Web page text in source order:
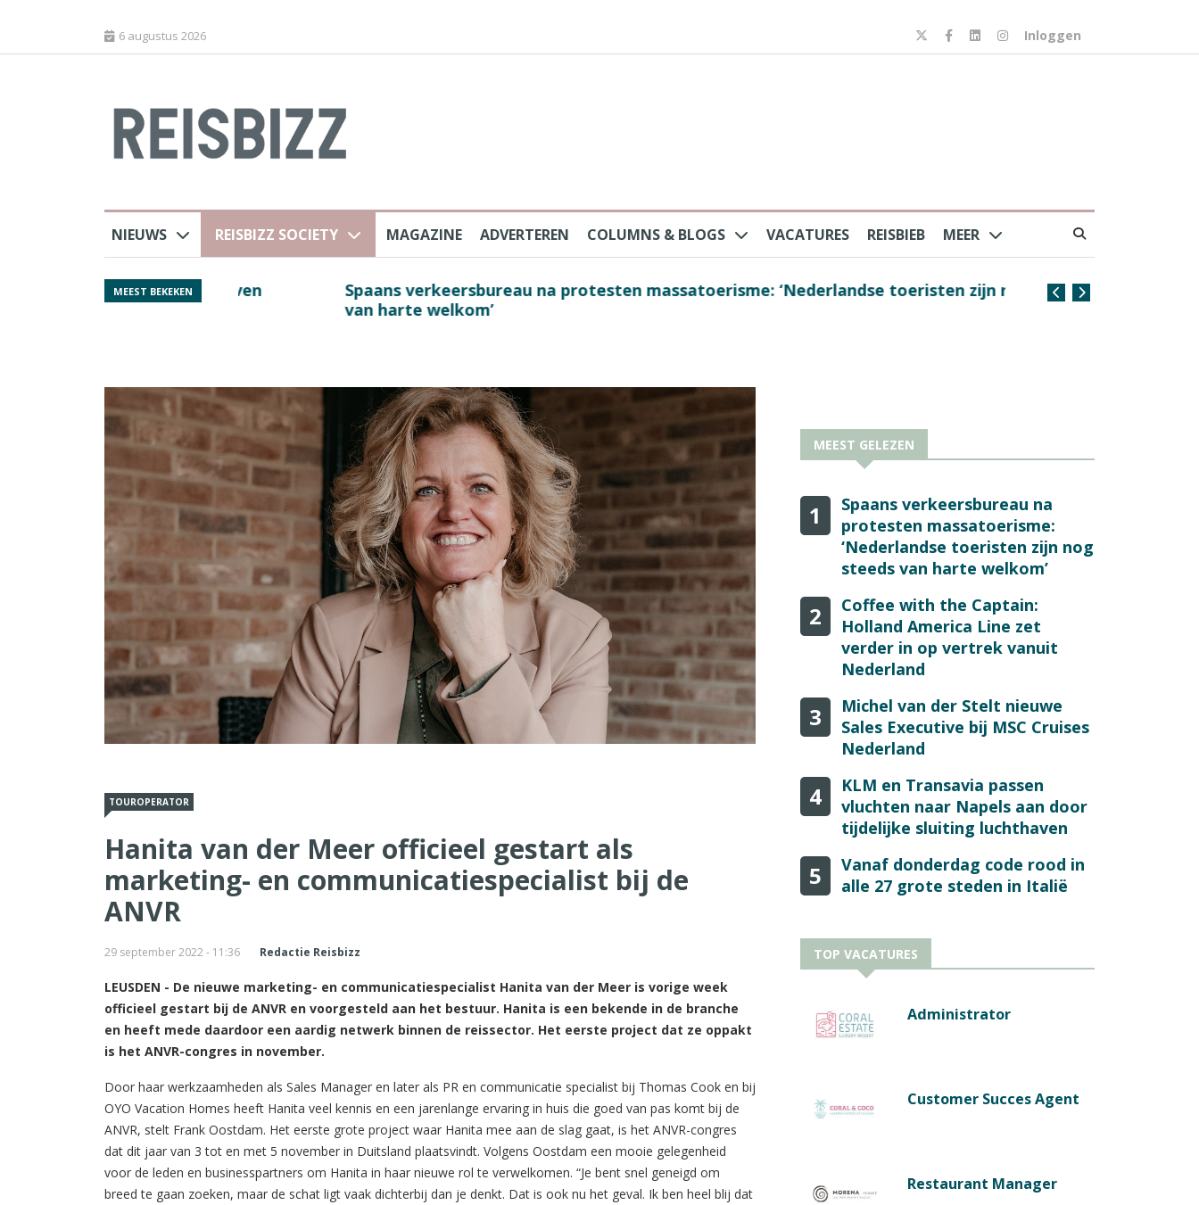
6 augustus 2026 Inloggen
NIEUWS REISBIZZ SOCIETY MAGAZINE ADVERTEREN COLUMNS & BLOGS VACATURES REISBIEB MEER
MEEST BEKEKEN
luchthaven
Spaans verkeersbureau na protesten massatoerisme: ‘Nederlandse toeristen zijn nog steeds
van harte welkom’
Coffee with the
TOUROPERATOR
Hanita van der Meer officieel gestart als
marketing- en communicatiespecialist bij de
ANVR
29 september 2022 - 11:36 Redactie Reisbizz
LEUSDEN - De nieuwe marketing- en communicatiespecialist Hanita van der Meer is vorige week
officieel gestart bij de ANVR en voorgesteld aan het bestuur. Hanita is een bekende in de branche
en heeft mede daardoor een aardig netwerk binnen de reissector. Het eerste project dat ze oppakt
is het ANVR-congres in november.
Door haar werkzaamheden als Sales Manager en later als PR en communicatie specialist bij Thomas Cook en bij
OYO Vacation Homes heeft Hanita veel kennis en een jarenlange ervaring in huis die goed van pas komt bij de
ANVR, stelt Frank Oostdam. Het eerste grote project waar Hanita mee aan de slag gaat, is het ANVR-congres
dat dit jaar van 3 tot en met 5 november in Duitsland plaatsvindt. Volgens Oostdam een mooie gelegenheid
voor de leden en businesspartners om Hanita in haar nieuwe rol te verwelkomen. “Je bent snel geneigd om
breed te gaan zoeken, maar de schat ligt vaak dichterbij dan je denkt. Dat is ook nu het geval. Ik ben heel blij dat
MEEST GELEZEN
1
Spaans verkeersbureau na
protesten massatoerisme:
‘Nederlandse toeristen zijn nog
steeds van harte welkom’
2
Coffee with the Captain:
Holland America Line zet
verder in op vertrek vanuit
Nederland
3
Michel van der Stelt nieuwe
Sales Executive bij MSC Cruises
Nederland
4
KLM en Transavia passen
vluchten naar Napels aan door
tijdelijke sluiting luchthaven
5
Vanaf donderdag code rood in
alle 27 grote steden in Italië
TOP VACATURES
Administrator
Customer Succes Agent
Restaurant Manager